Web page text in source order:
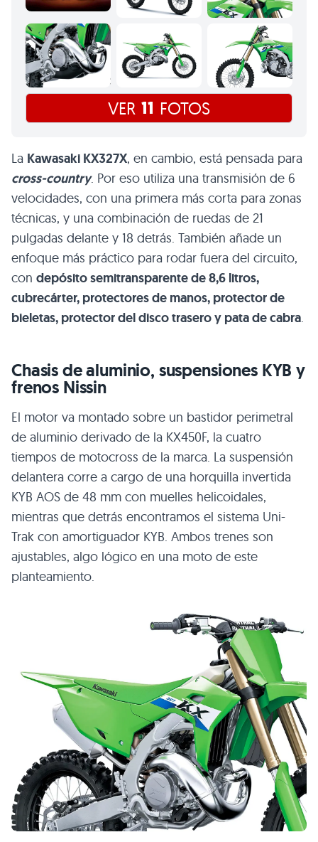
VER 11 FOTOS
La Kawasaki KX327X, en cambio, está pensada para
cross-country. Por eso utiliza una transmisión de 6
velocidades, con una primera más corta para zonas
técnicas, y una combinación de ruedas de 21
pulgadas delante y 18 detrás. También añade un
enfoque más práctico para rodar fuera del circuito,
con depósito semitransparente de 8,6 litros,
cubrecárter, protectores de manos, protector de
bieletas, protector del disco trasero y pata de cabra.
Chasis de aluminio, suspensiones KYB y
frenos Nissin
El motor va montado sobre un bastidor perimetral
de aluminio derivado de la KX450F, la cuatro
tiempos de motocross de la marca. La suspensión
delantera corre a cargo de una horquilla invertida
KYB AOS de 48 mm con muelles helicoidales,
mientras que detrás encontramos el sistema Uni-
Trak con amortiguador KYB. Ambos trenes son
ajustables, algo lógico en una moto de este
planteamiento.